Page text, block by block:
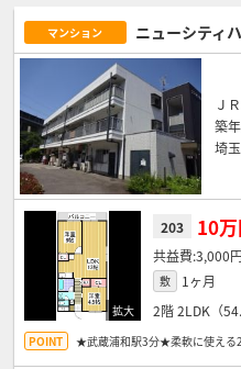
マンション ニューシティ
Ｊ
築
埼
203 10
3,000円
敷 1ヶ月
2階2LDK（
★武蔵浦和駅3分★柔軟に使える